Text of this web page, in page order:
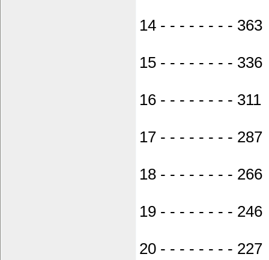
14 - - - - - - - -
15 - - - - - - - -
16 - - - - - - - -
17 - - - - - - - -
18 - - - - - - - -
19 - - - - - - - -
20 - - - - - - - -